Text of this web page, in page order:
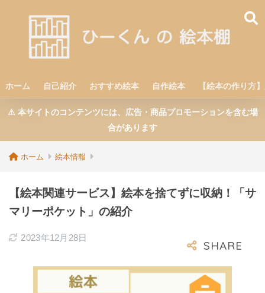
ホーム 自己紹介 おすすめ絵本 自作絵本 【絵本の作り方
⚠︎ 本サイトのコンテンツには、広告・商品プロモーションを含む場
合があります
ホーム 絵本情報
【絵本関連サービス】絵本を捨てずに収納！「サ
マリーポケット」の紹介
2023年12月28日